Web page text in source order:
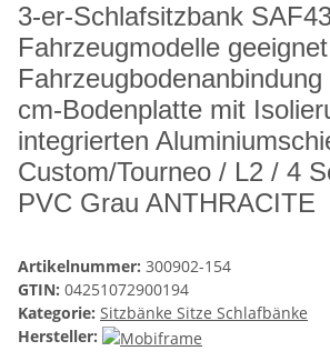
3-er-Schlafsitzbank
Fahrzeugmodelle
cm-Bodenplatte mit
integrierten
Custom/Tourneo / L2 / 4
PVC Grau ANTHRACITE
Artikelnummer: 300902-154
GTIN: 04251072900194
Kategorie: Sitzbänke Sitze Schlafbänke
Hersteller: